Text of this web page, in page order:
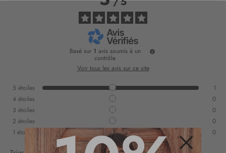
Basé sur 1 avis soumis à un
contrôle
Voir tous les avis sur ce site
5 étoiles
1
4 étoiles
0
3 étoiles
0
2 étoiles
0
1 étoile 0